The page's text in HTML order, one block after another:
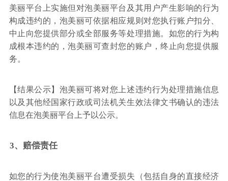
美丽平台上实施但对泡美丽平台及其用户产生影响的行为
构成违约的，泡美丽可依据相应规则对您执行账户扣分、
中止向您提供部分或全部服务等处理措施。如您的行为构
成根本违约的，泡美丽可查封您的账户，终止向您提供服
务。
【结果公示】泡美丽可将对您上述违约行为处理措施信息
以及其他经国家行政或司法机关生效法律文书确认的违法
信息在泡美丽平台上予以公示。
3、赔偿责任
如您的行为使泡美丽平台遭受损失（包括自身的直接经济